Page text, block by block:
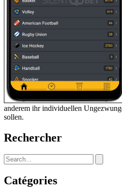
anderem ihr individuellen
sollen.
Rechercher
Catégories